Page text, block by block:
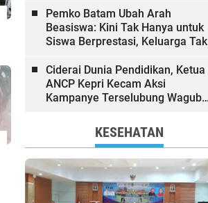
Pemko Batam Ubah Arah
Beasiswa: Kini Tak Hanya untuk
Siswa Berprestasi, Keluarga Tak
Dibiayai
Ciderai Dunia Pendidikan, Ketua
ANCP Kepri Kecam Aksi
Kampanye Terselubung Wagub
KESEHATAN